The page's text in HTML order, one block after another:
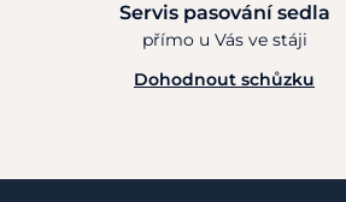
Servis pasování sedla
přímo u Vás ve stáji
Dohodnout schůzku